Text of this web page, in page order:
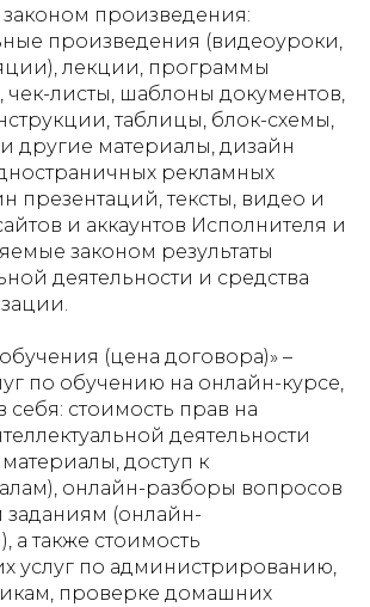
произведения:
произведения (видеоуроки,
лекции, программы
чек-листы, шаблоны документов,
таблицы, блок-схемы,
другие материалы, дизайн
рекламных
презентаций, тексты, видео и
и аккаунтов Исполнителя и
законом результаты
деятельности и средства
(цена договора)» –
по обучению на онлайн-курсе,
стоимость прав на
деятельности
доступ к
онлайн-разборы вопросов
(онлайн-
а также стоимость
услуг по администрированию,
проверке домашних